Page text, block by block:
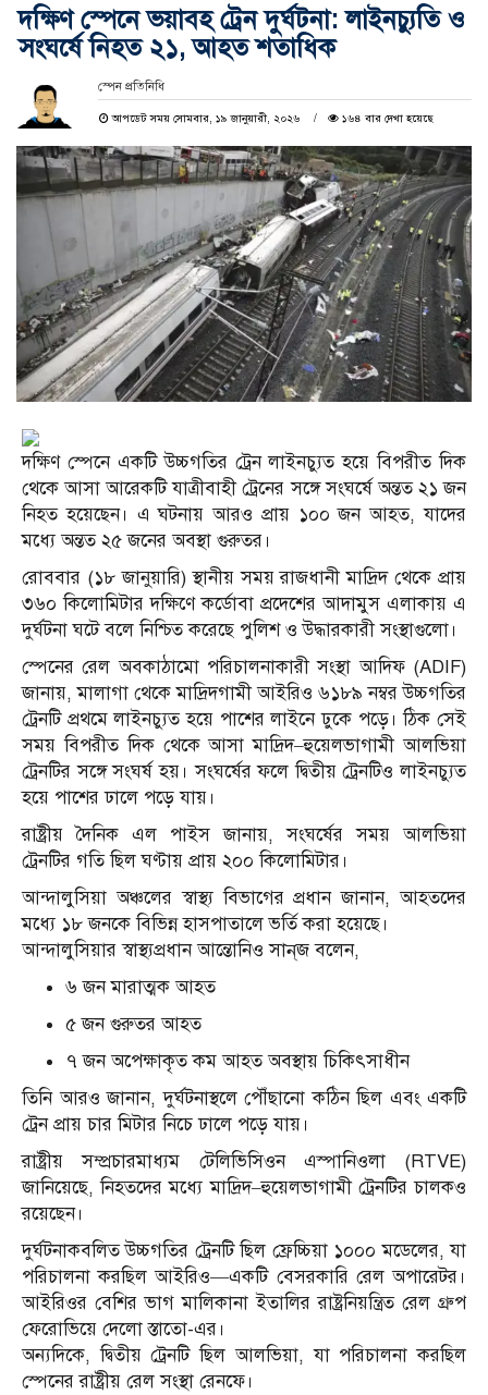
দক্ষিণ স্পেনে ভয়াবহ ট্রেন দুর্ঘটনা: লাইনচ্যুতি ও
সংঘর্ষে নিহত ২১, আহত শতাধিক
স্পেন প্রতিনিধি
আপডেট সময় সোমবার, ১৯ জানুয়ারী, ২০২৬ ১৬৪ বার দেখা হয়েছে
দক্ষিণ স্পেনে একটি উচ্চগতির ট্রেন লাইনচ্যুত হয়ে বিপরীত দিক
থেকে আসা আরেকটি যাত্রীবাহী ট্রেনের সঙ্গে সংঘর্ষে অন্তত ২১ জন
নিহত হয়েছেন। এ ঘটনায় আরও প্রায় ১০০ জন আহত, যাদের
মধ্যে অন্তত ২৫ জনের অবস্থা গুরুতর।
রোববার (১৮ জানুয়ারি) স্থানীয় সময় রাজধানী মাদ্রিদ থেকে প্রায়
৩৬০ কিলোমিটার দক্ষিণে কর্ডোবা প্রদেশের আদামুস এলাকায় এ
দুর্ঘটনা ঘটে বলে নিশ্চিত করেছে পুলিশ ও উদ্ধারকারী সংস্থাগুলো।
স্পেনের রেল অবকাঠামো পরিচালনাকারী সংস্থা আদিফ (ADIF)
জানায়, মালাগা থেকে মাদ্রিদগামী আইরিও ৬১৮৯ নম্বর উচ্চগতির
ট্রেনটি প্রথমে লাইনচ্যুত হয়ে পাশের লাইনে ঢুকে পড়ে। ঠিক সেই
সময় বিপরীত দিক থেকে আসা মাদ্রিদ–হুয়েলভাগামী আলভিয়া
ট্রেনটির সঙ্গে সংঘর্ষ হয়। সংঘর্ষের ফলে দ্বিতীয় ট্রেনটিও লাইনচ্যুত
হয়ে পাশের ঢালে পড়ে যায়।
রাষ্ট্রীয় দৈনিক এল পাইস জানায়, সংঘর্ষের সময় আলভিয়া
ট্রেনটির গতি ছিল ঘণ্টায় প্রায় ২০০ কিলোমিটার।
আন্দালুসিয়া অঞ্চলের স্বাস্থ্য বিভাগের প্রধান জানান, আহতদের
মধ্যে ১৮ জনকে বিভিন্ন হাসপাতালে ভর্তি করা হয়েছে।
আন্দালুসিয়ার স্বাস্থ্যপ্রধান আন্তোনিও সান্‌জ বলেন,
৬ জন মারাত্মক আহত
৫ জন গুরুতর আহত
৭ জন অপেক্ষাকৃত কম আহত অবস্থায় চিকিৎসাধীন
তিনি আরও জানান, দুর্ঘটনাস্থলে পৌঁছানো কঠিন ছিল এবং একটি
ট্রেন প্রায় চার মিটার নিচে ঢালে পড়ে যায়।
রাষ্ট্রীয় সম্প্রচারমাধ্যম টেলিভিসিওন এস্পানিওলা (RTVE)
জানিয়েছে, নিহতদের মধ্যে মাদ্রিদ–হুয়েলভাগামী ট্রেনটির চালকও
রয়েছেন।
দুর্ঘটনাকবলিত উচ্চগতির ট্রেনটি ছিল ফ্রেচ্চিয়া ১০০০ মডেলের, যা
পরিচালনা করছিল আইরিও—একটি বেসরকারি রেল অপারেটর।
আইরিওর বেশির ভাগ মালিকানা ইতালির রাষ্ট্রনিয়ন্ত্রিত রেল গ্রুপ
ফেরোভিয়ে দেলো স্তাতো-এর।
অন্যদিকে, দ্বিতীয় ট্রেনটি ছিল আলভিয়া, যা পরিচালনা করছিল
স্পেনের রাষ্ট্রীয় রেল সংস্থা রেনফে।